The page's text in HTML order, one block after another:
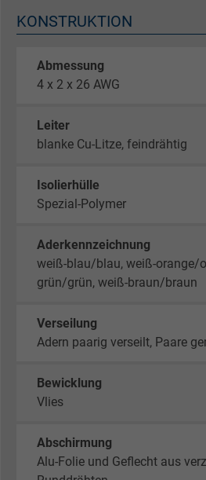
KONSTRUKTION
Abmessung
4 x 2 x 26 AWG
Leiter
blanke Cu-Litze, feindrähtig
Isolierhülle
Spezial-Polymer
Aderkennzeichnung
weiß-blau/blau, weiß-orange/
grün/grün, weiß-braun/braun
Verseilung
Adern paarig verseilt, Paare
Bewicklung
Vlies
Abschirmung
Alu-Folie und Geflecht aus